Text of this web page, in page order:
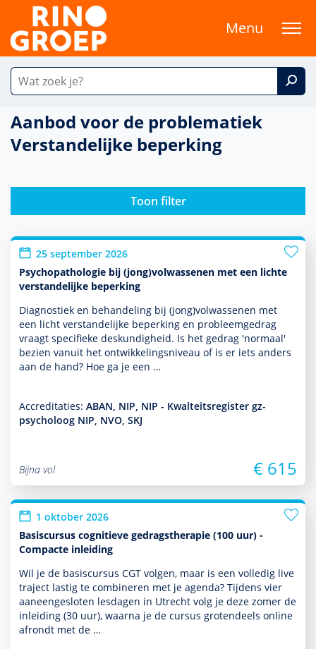
Menu
Aanbod voor de problematiek
Verstandelijke beperking
Toon filter
25 september 2026
Psychopathologie bij (jong)volwassenen met een lichte
verstandelijke beperking
Diagnostiek en behan­del­ing bij (jong)vol­was­senen met
een licht ver­stande­lijke beper­king en probleemgedrag
vraagt speci­fieke des­kun­dig­heid. Is het gedrag 'normaal'
bezien vanuit het ont­wikke­lingsniveau of is er iets anders
aan de hand? Hoe ga je een …
Accreditaties: ABAN, NIP, NIP - Kwalteitsregister gz-
psycholoog NIP, NVO, SKJ
Bijna vol € 615
1 oktober 2026
Basiscursus cognitieve gedragstherapie (100 uur) -
Compacte inleiding
Wil je de basis­cursus CGT volgen, maar is een volledig live
traject lastig te combineren met je agenda? Tijdens vier
aaneengesloten lesdagen in Utrecht volg je deze zomer de
inleiding (30 uur), waarna je de cursus grotendeels online
afrondt met de …